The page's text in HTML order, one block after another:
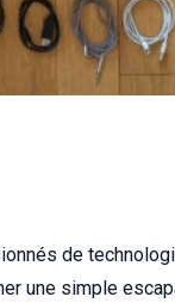
de
une simple